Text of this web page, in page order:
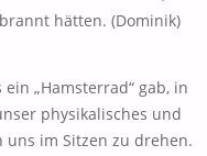
hätten. (Dominik)
„Hamsterrad“ gab, in
physikalisches und
uns im Sitzen zu drehen.